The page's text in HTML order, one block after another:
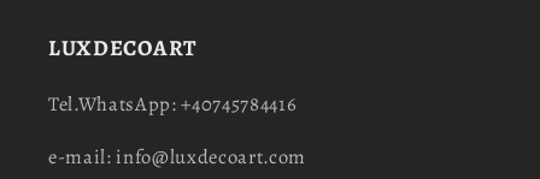
LUXDECOART
Tel.WhatsApp: +40745784416
e-mail: info@luxdecoart.com